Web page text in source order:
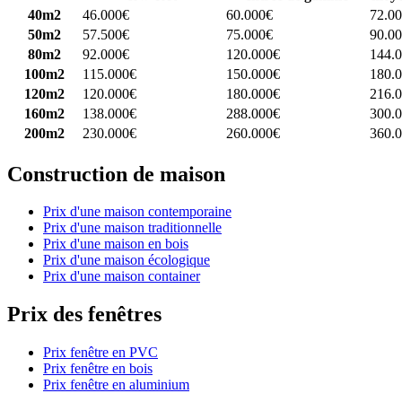
40m2
46.000€ 60.000€
50m2
57.500€ 75.000€
80m2
92.000€ 120.000€
100m2
115.000€ 150.000€
120m2
120.000€ 180.000€
160m2
138.000€ 288.000€
200m2
230.000€ 260.000€
Construction de maison
Prix d'une maison contemporaine
Prix d'une maison traditionnelle
Prix d'une maison en bois
Prix d'une maison écologique
Prix d'une maison container
Prix des fenêtres
Prix fenêtre en PVC
Prix fenêtre en bois
Prix fenêtre en aluminium